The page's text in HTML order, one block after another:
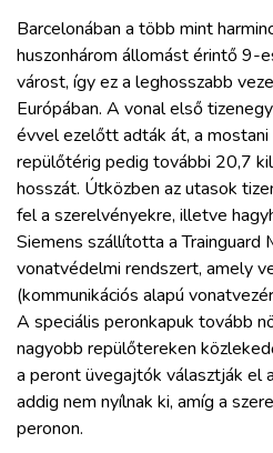
Barcelonában a több mint
huszonhárom állomást érintő 9-
várost, így ez a leghosszabb
Európában. A vonal első
évvel ezelőtt adták át, a
repülőtérig pedig további 20,7
hosszát. Útközben az utasok
fel a szerelvényekre, illetve
Siemens szállította a Trainguard
vonatvédelmi rendszert, amely
(kommunikációs alapú
A speciális peronkapuk tovább
nagyobb repülőtereken
a peront üvegajtók választják el
addig nem nyílnak ki, amíg a
peronon.